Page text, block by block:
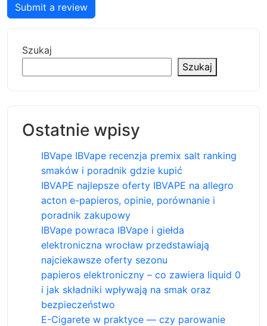
Submit a review
Szukaj
Szukaj
Ostatnie wpisy
IBVape IBVape recenzja premix salt ranking
smaków i poradnik gdzie kupić
IBVAPE najlepsze oferty IBVAPE na allegro
acton e-papieros, opinie, porównanie i
poradnik zakupowy
IBVape powraca IBVape i giełda
elektroniczna wrocław przedstawiają
najciekawsze oferty sezonu
papieros elektroniczny – co zawiera liquid 0
i jak składniki wpływają na smak oraz
bezpieczeństwo
E-Cigarete w praktyce — czy parowanie